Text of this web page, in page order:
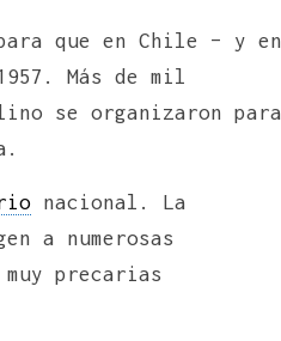
que en Chile – y en
Más de mil
se organizaron para
nacional. La
a numerosas
precarias